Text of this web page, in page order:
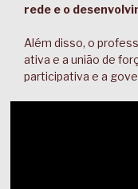
rede e o
Além disso, o
ativa e a união de
participativa e a